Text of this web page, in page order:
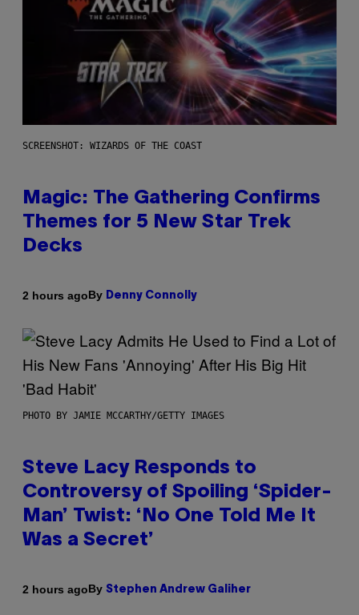
SCREENSHOT: WIZARDS OF THE COAST
Magic: The Gathering Confirms
Themes for 5 New Star Trek
Decks
2 hours agoBy Denny Connolly
PHOTO BY JAMIE MCCARTHY/GETTY IMAGES
Steve Lacy Responds to
Controversy of Spoiling ‘Spider-
Man’ Twist: ‘No One Told Me It
Was a Secret’
2 hours agoBy Stephen Andrew Galiher